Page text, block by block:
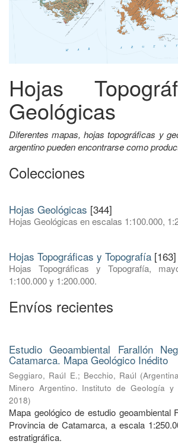
Hojas
Geológicas
Diferentes mapas, hojas topográficas y
argentino pueden encontrarse como
Colecciones
Hojas Geológicas [344]
Hojas Geológicas en escalas 1:100.000,
Hojas Topográficas y Topografía [163]
Hojas Topográficas y Topografía,
1:100.000 y 1:200.000.
Envíos recientes
Estudio Geoambiental Farallón
Catamarca. Mapa Geológico Inédito
Seggiaro, Raúl E.; Becchio, Raúl (
Minero Argentino. Instituto de Geología y
2018)
Mapa geológico de estudio geoambiental
Provincia de Catamarca, a escala
estratigráfica.